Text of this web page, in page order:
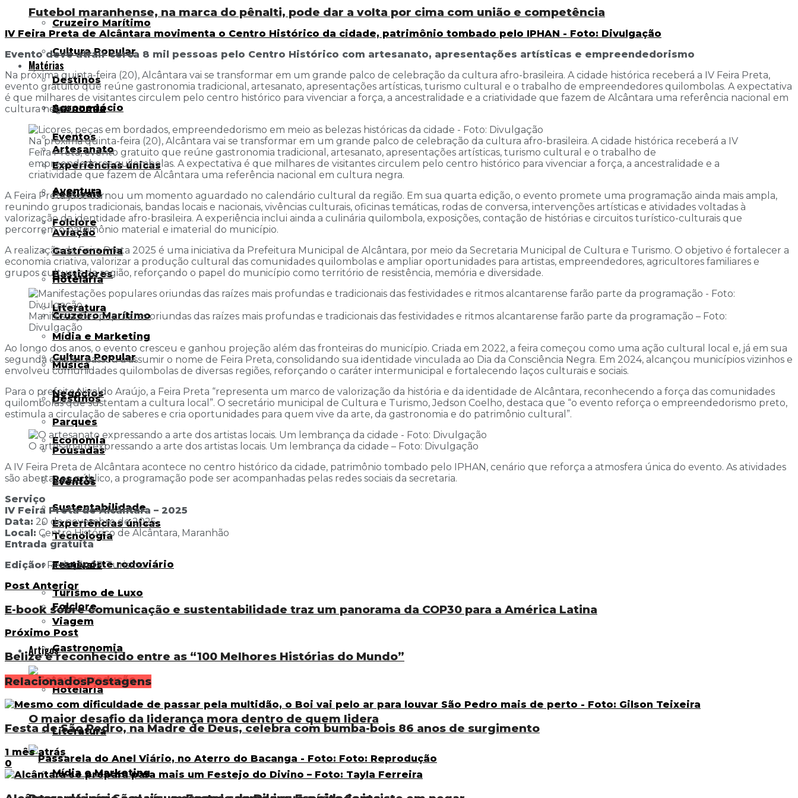
Cruzeiro Marítimo
Cultura Popular
Destinos
Economia
Eventos
Experiências únicas
Festivais
Folclore
Gastronomia
Hotelaria
Literatura
Mídia e Marketing
Música
Negócios
Parques
Pousadas
Resorts
Sustentabilidade
Tecnologia
Transporte rodoviário
Turismo de Luxo
Viagem
Artigos
O maior desafio da liderança mora dentro de quem lidera
Futebol maranhense, na marca do pênalti, pode dar a volta por cima com união e competência
Matérias
Agronegócio
Artesanato
Aventura
Aviação
Bastidores
Cruzeiro Marítimo
Cultura Popular
Destinos
Economia
Eventos
Experiências únicas
Festivais
Folclore
Gastronomia
Hotelaria
Literatura
Mídia e Marketing
IV Feira Preta de Alcântara movimenta o Centro Histórico da cidade, patrimônio tombado pelo IPHAN - Foto: Divulgação
Evento deve atrair cerca 8 mil pessoas pelo Centro Histórico com artesanato, apresentações artísticas e empreendedorismo
Na próxima quinta-feira (20), Alcântara vai se transformar em um grande palco de celebração da cultura afro-brasileira. A cidade histórica receberá a IV Feira Preta,
evento gratuito que reúne gastronomia tradicional, artesanato, apresentações artísticas, turismo cultural e o trabalho de empreendedores quilombolas. A expectativa
é que milhares de visitantes circulem pelo centro histórico para vivenciar a força, a ancestralidade e a criatividade que fazem de Alcântara uma referência nacional em
cultura negra.
Na próxima quinta-feira (20), Alcântara vai se transformar em um grande palco de celebração da cultura afro-brasileira. A cidade histórica receberá a IV
Feira Preta, evento gratuito que reúne gastronomia tradicional, artesanato, apresentações artísticas, turismo cultural e o trabalho de
empreendedores quilombolas. A expectativa é que milhares de visitantes circulem pelo centro histórico para vivenciar a força, a ancestralidade e a
criatividade que fazem de Alcântara uma referência nacional em cultura negra.
A Feira Preta já se tornou um momento aguardado no calendário cultural da região. Em sua quarta edição, o evento promete uma programação ainda mais ampla,
reunindo grupos tradicionais, bandas locais e nacionais, vivências culturais, oficinas temáticas, rodas de conversa, intervenções artísticas e atividades voltadas à
valorização da identidade afro-brasileira. A experiência inclui ainda a culinária quilombola, exposições, contação de histórias e circuitos turístico-culturais que
percorrem o patrimônio material e imaterial do município.
A realização da Feira Preta 2025 é uma iniciativa da Prefeitura Municipal de Alcântara, por meio da Secretaria Municipal de Cultura e Turismo. O objetivo é fortalecer a
economia criativa, valorizar a produção cultural das comunidades quilombolas e ampliar oportunidades para artistas, empreendedores, agricultores familiares e
grupos culturais da região, reforçando o papel do município como território de resistência, memória e diversidade.
Manifestações populares oriundas das raízes mais profundas e tradicionais das festividades e ritmos alcantarense farão parte da programação – Foto:
Divulgação
Ao longo dos anos, o evento cresceu e ganhou projeção além das fronteiras do município. Criada em 2022, a feira começou como uma ação cultural local e, já em sua
segunda edição, passou a assumir o nome de Feira Preta, consolidando sua identidade vinculada ao Dia da Consciência Negra. Em 2024, alcançou municípios vizinhos e
envolveu comunidades quilombolas de diversas regiões, reforçando o caráter intermunicipal e fortalecendo laços culturais e sociais.
Para o prefeito Nivaldo Araújo, a Feira Preta “representa um marco de valorização da história e da identidade de Alcântara, reconhecendo a força das comunidades
quilombolas que sustentam a cultura local”. O secretário municipal de Cultura e Turismo, Jedson Coelho, destaca que “o evento reforça o empreendedorismo preto,
estimula a circulação de saberes e cria oportunidades para quem vive da arte, da gastronomia e do patrimônio cultural”.
O artesanato expressando a arte dos artistas locais. Um lembrança da cidade – Foto: Divulgação
A IV Feira Preta de Alcântara acontece no centro histórico da cidade, patrimônio tombado pelo IPHAN, cenário que reforça a atmosfera única do evento. As atividades
são abertas ao público, a programação pode ser acompanhadas pelas redes sociais da secretaria.
Serviço
IV Feira Preta de Alcântara – 2025
Data: 20 de novembro de 2025
Local: Centro Histórico de Alcântara, Maranhão
Entrada gratuita
Edição:Redação JP Turismo
Post Anterior
E-book sobre comunicação e sustentabilidade traz um panorama da COP30 para a América Latina
Próximo Post
Belize é reconhecido entre as “100 Melhores Histórias do Mundo”
RelacionadosPostagens
Festa de São Pedro, na Madre de Deus, celebra com bumba-bois 86 anos de surgimento
1 mês atrás
0